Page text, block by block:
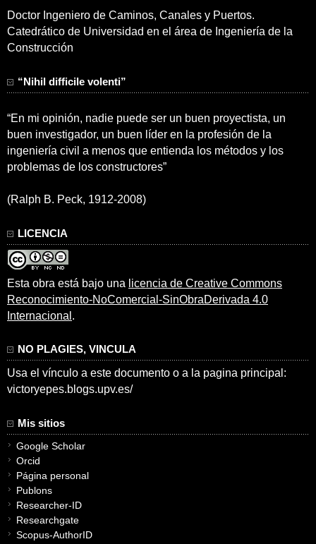
Doctor Ingeniero de Caminos, Canales y Puertos.
Catedrático de Universidad en el área de Ingeniería de la
Construcción
“Nihil difficile volenti”
“En mi opinión, nadie puede ser un buen proyectista, un
buen investigador, un buen líder en la profesión de la
ingeniería civil a menos que entienda los métodos y los
problemas de los constructores”
(Ralph B. Peck, 1912-2008)
LICENCIA
Esta obra está bajo una licencia de Creative Commons
Reconocimiento-NoComercial-SinObraDerivada 4.0
Internacional .
NO PLAGIES, VINCULA
Usa el vínculo a este documento o a la pagina principal:
victoryepes.blogs.upv.es/
Mis sitios
Google Scholar
Orcid
Página personal
Publons
Researcher-ID
Researchgate
Scopus-AuthorID